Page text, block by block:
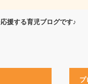
援する育児ブログです♪
プ